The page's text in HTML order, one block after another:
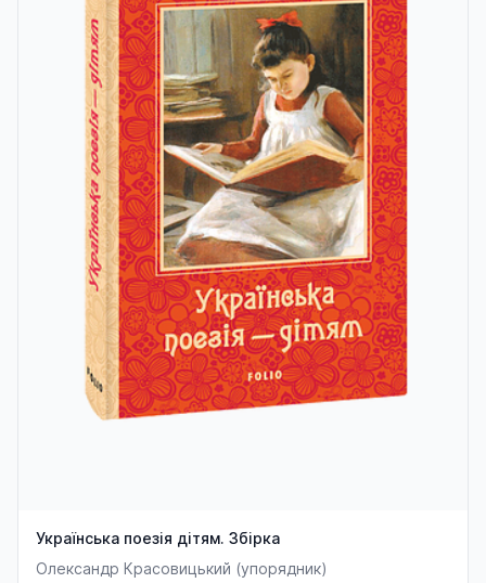
Українська поезія дітям. Збірка
Олександр Красовицький (упорядник)